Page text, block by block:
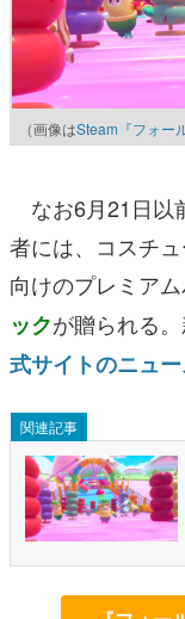
（画像はSteam『フォー
なお6月21日以
者には、コスチ
向けのプレミア
ックが贈られる
式サイトのニュ
関連記事